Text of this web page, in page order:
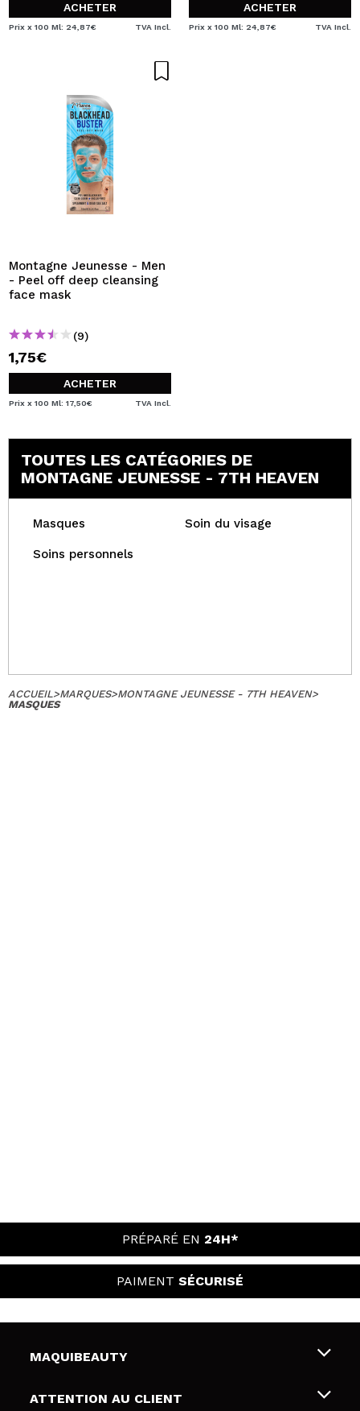
ACHETER
Prix x 100 Ml: 24,87€ TVA Incl.
ACHETER
Prix x 100 Ml: 24,87€ TVA Incl.
Montagne Jeunesse - Men
- Peel off deep cleansing
face mask
(9)
1,75€
ACHETER
Prix x 100 Ml: 17,50€ TVA Incl.
TOUTES LES CATÉGORIES DE
MONTAGNE JEUNESSE - 7TH HEAVEN
Masques Soin du visage
Soins personnels
ACCUEIL>MARQUES>MONTAGNE JEUNESSE - 7TH HEAVEN>
MASQUES
PRÉPARÉ EN 24H*
PAIMENT SÉCURISÉ
MAQUIBEAUTY
Qui sommes nous
ATTENTION AU CLIENT